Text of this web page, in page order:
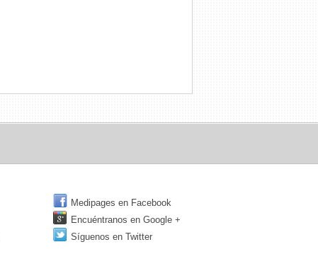
Medipages en Facebook
Encuéntranos en Google +
Síguenos en Twitter